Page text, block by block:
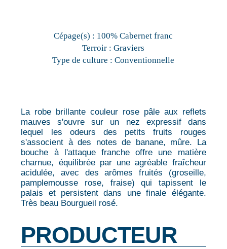
Cépage(s) : 100% Cabernet franc
Terroir : Graviers
Type de culture : Conventionnelle
La robe brillante couleur rose pâle aux reflets
mauves s'ouvre sur un nez expressif dans
lequel les odeurs des petits fruits rouges
s'associent à des notes de banane, mûre. La
bouche à l'attaque franche offre une matière
charnue, équilibrée par une agréable fraîcheur
acidulée, avec des arômes fruités (groseille,
pamplemousse rose, fraise) qui tapissent le
palais et persistent dans une finale élégante.
Très beau Bourgueil rosé.
PRODUCTEUR